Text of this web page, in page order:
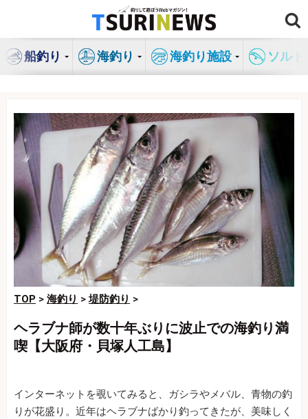
ン
船釣り 海釣り 海釣り施設 ソル
TOP > 海釣り >堤防釣り >
ヘラブナ師が数十年ぶりに波止での海釣り満
喫【大阪府・貝塚人工島】
インターネットを覗いてみると、ガシラやメバル、青物の釣
りが花盛り。近年はヘラブナばかり釣ってきたが、美味しく